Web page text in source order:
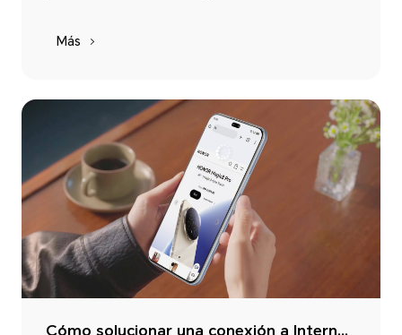
Más
Cómo solucionar una conexión a Internet lenta: consejos prácticos para aumentar tu velocidad